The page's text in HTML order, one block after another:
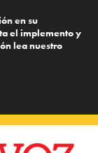
en su
el implemento y
lea nuestro